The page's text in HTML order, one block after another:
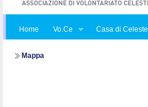
Home Vo.Ce Casa di Celeste
Mappa